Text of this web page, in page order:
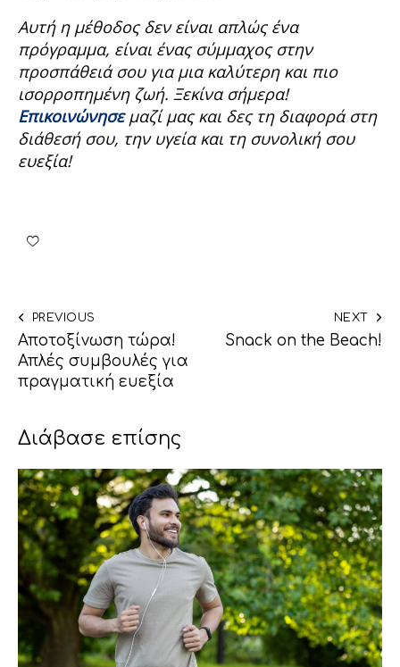
Αυτή η μέθοδος δεν είναι απλώς ένα
πρόγραμμα, είναι ένας σύμμαχος στην
προσπάθειά σου για μια καλύτερη και πιο
ισορροπημένη ζωή. Ξεκίνα σήμερα!
Επικοινώνησεμαζί μας και δες τη διαφορά στη
διάθεσή σου, την υγεία και τη συνολική σου
ευεξία!
PREVIOUS
Αποτοξίνωση τώρα!
Απλές συμβουλές για
πραγματική ευεξία
NEXT
Snack on the Beach!
Διάβασε επίσης